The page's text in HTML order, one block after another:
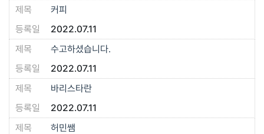
커피
2022.07.11
수고하셨습니다.
2022.07.11
바리스타란
2022.07.11
허민쌤